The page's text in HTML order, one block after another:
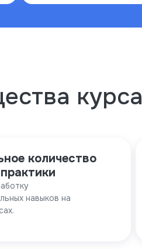
количество
навыков на
курса